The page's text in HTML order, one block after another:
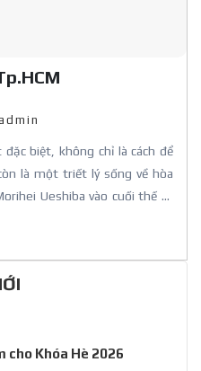
biệt, không chỉ là cách để
là một triết lý sống về hòa
Ueshiba vào cuối thế kỷ
soát và phòng vệ.
cho Khóa Hè 2026